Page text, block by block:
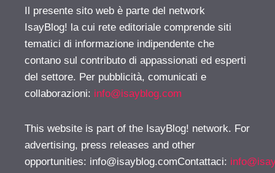
Il presente sito web è parte del network
IsayBlog! la cui rete editoriale comprende siti
tematici di informazione indipendente che
contano sul contributo di appassionati ed esperti
del settore. Per pubblicità, comunicati e
collaborazioni: info@isayblog.com
This website is part of the IsayBlog! network. For
advertising, press releases and other
opportunities: info@isayblog.comContattaci: